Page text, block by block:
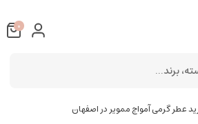
عطر گرمی آمواج ممویر در اصفهان
0
برند...